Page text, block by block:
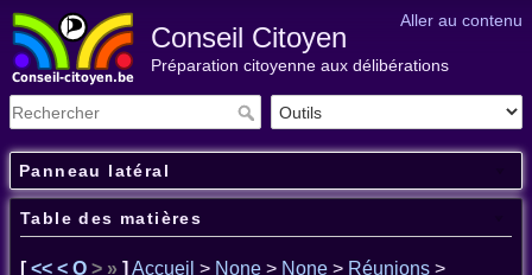
Aller au contenu
Conseil Citoyen
Préparation citoyenne aux délibérations
Panneau latéral
Table des matières
[<< < O > » ] Accueil > None > None > Réunions >